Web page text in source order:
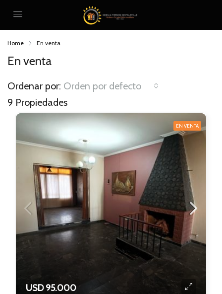
Home En venta
En venta
9 Propiedades
Ordenar por: Orden por defecto
EN VENTA
USD 95.000